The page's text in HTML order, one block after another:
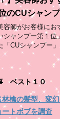
のCUシャン
容師がお客様にお
シャンプー第１位
「CUシャンプー
ベスト１０
林檎の髪型、変
ートボブを調査